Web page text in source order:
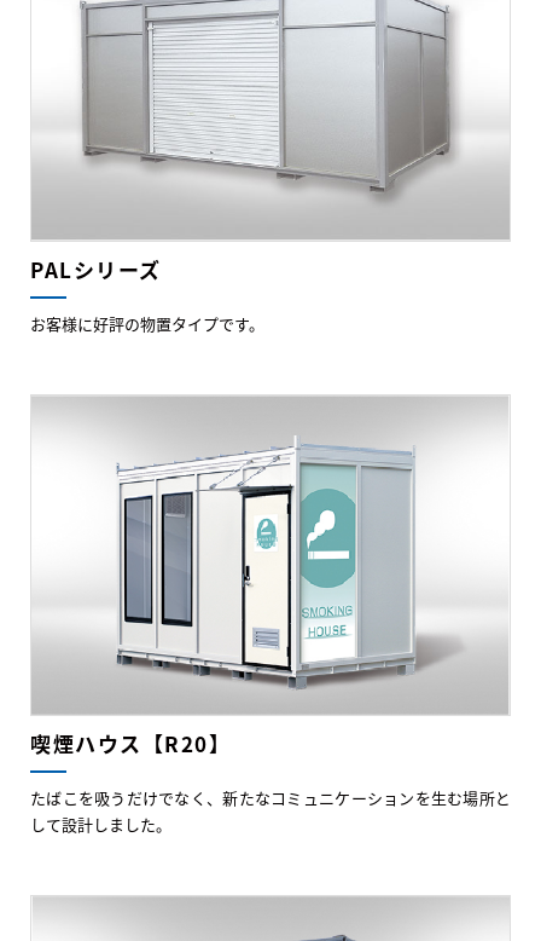
PALシリーズ
お客様に好評の物置タイプです。
喫煙ハウス【R20】
たばこを吸うだけでなく、新たなコミュニケーションを生む場所と
して設計しました。